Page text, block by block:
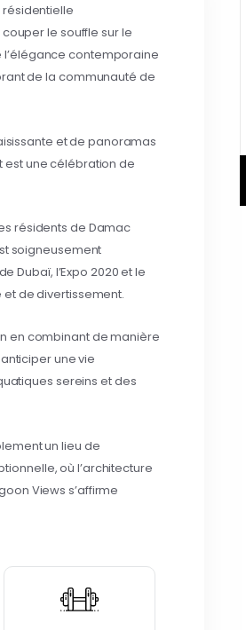
le souffle sur le
contemporaine
de la communauté de
et de panoramas
est une célébration de
résidents de Damac
soigneusement
Dubaï, l’Expo 2020 et le
et de divertissement.
en combinant de manière
une vie
sereins et des
un lieu de
où l’architecture
Views s’affirme